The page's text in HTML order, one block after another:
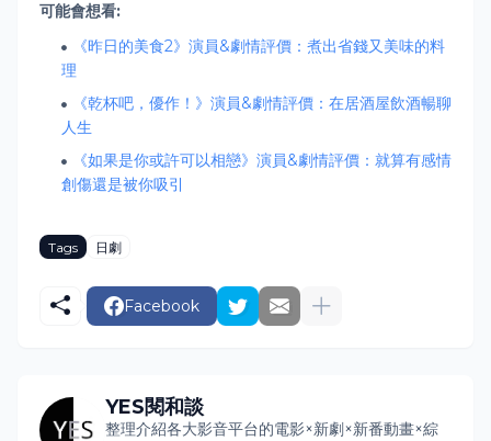
可能會想看:
《昨日的美食2》演員&劇情評價：煮出省錢又美味的料
理
《乾杯吧，優作！》演員&劇情評價：在居酒屋飲酒暢聊
人生
《如果是你或許可以相戀》演員&劇情評價：就算有感情
創傷還是被你吸引
Tags 日劇
Facebook
YES閱和談
整理介紹各大影音平台的電影×新劇×新番動畫×綜